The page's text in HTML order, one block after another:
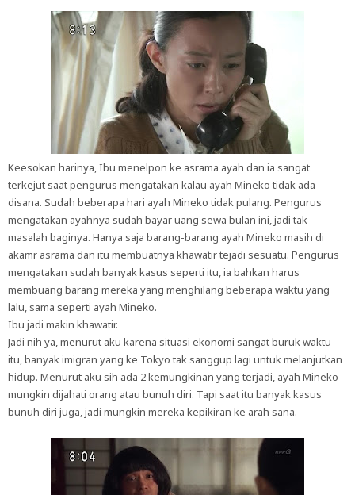
Keesokan harinya, Ibu menelpon ke asrama ayah dan ia sangat
terkejut saat pengurus mengatakan kalau ayah Mineko tidak ada
disana. Sudah beberapa hari ayah Mineko tidak pulang. Pengurus
mengatakan ayahnya sudah bayar uang sewa bulan ini, jadi tak
masalah baginya. Hanya saja barang-barang ayah Mineko masih di
akamr asrama dan itu membuatnya khawatir tejadi sesuatu. Pengurus
mengatakan sudah banyak kasus seperti itu, ia bahkan harus
membuang barang mereka yang menghilang beberapa waktu yang
lalu, sama seperti ayah Mineko.
Ibu jadi makin khawatir.
Jadi nih ya, menurut aku karena situasi ekonomi sangat buruk waktu
itu, banyak imigran yang ke Tokyo tak sanggup lagi untuk melanjutkan
hidup. Menurut aku sih ada 2 kemungkinan yang terjadi, ayah Mineko
mungkin dijahati orang atau bunuh diri. Tapi saat itu banyak kasus
bunuh diri juga, jadi mungkin mereka kepikiran ke arah sana.